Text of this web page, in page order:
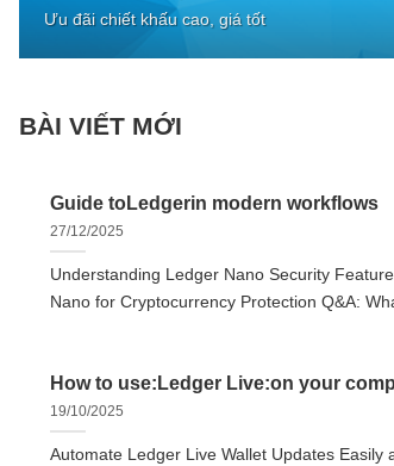
Ưu đãi chiết khấu cao, giá tốt
BÀI VIẾT MỚI
Guide toLedgerin modern workflows
27/12/2025
Understanding Ledger Nano Security
Nano for Cryptocurrency Protection Q&A:
How to use:Ledger Live:on your
19/10/2025
Automate Ledger Live Wallet Updates